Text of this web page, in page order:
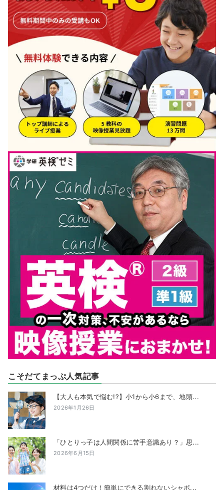
こそだてまっぷ人気記事
【大人も本気で悩む!?】小1から小6まで、地頭...
2026年1月26日
「ひとりっ子は人間関係に苦手意識あり？」思...
2026年6月15日
材料は4つだけ！簡単にできる割れないシャボ...